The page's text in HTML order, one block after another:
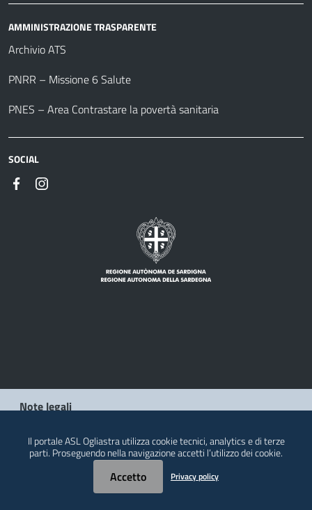
AMMINISTRAZIONE TRASPARENTE
Archivio ATS
PNRR – Missione 6 Salute
PNES – Area Contrastare la povertà sanitaria
SOCIAL
Note legali
Contatti
© 2026 Regione Autonoma della Sardegna
Il portale ASL Ogliastra utilizza cookie tecnici, analytics e di terze
parti. Proseguendo nella navigazione accetti l’utilizzo dei cookie.
Accetto Privacy policy